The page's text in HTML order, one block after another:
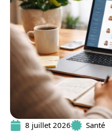
8 juillet 2026 Santé